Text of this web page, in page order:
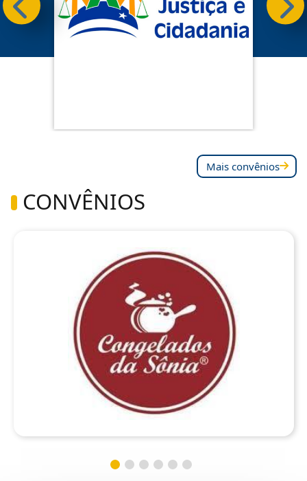
CONVÊNIOS
Mais convênios